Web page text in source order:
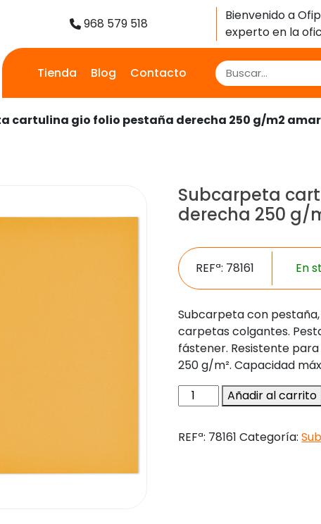
968 579 518
Bienvenido a
experto en la
Tienda Blog Contacto
cartulina gio folio pestaña derecha 250 g/m2
Subcarpeta
derecha 250 g/
REFª: 78161 En
Subcarpeta con
carpetas colgantes.
fástener. Resistente
250 g/m². Capacidad
Subcarpeta
cartulina
folio
Añadir al carrito
REFª: 78161 Categoría: